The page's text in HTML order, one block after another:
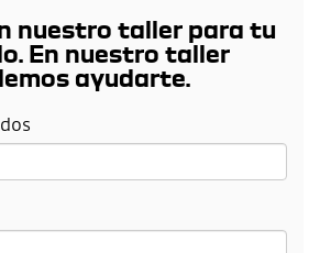
nuestro taller para tu
En nuestro taller
ayudarte.